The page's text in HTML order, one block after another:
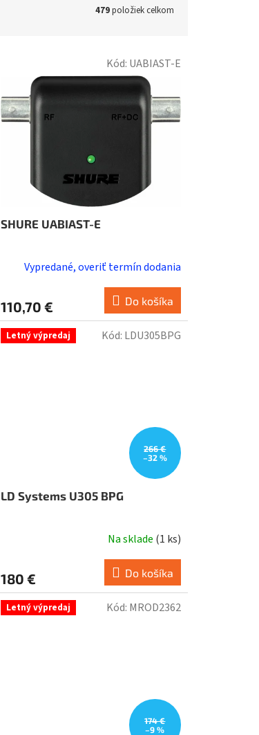
479položiek celkom
SHURE UABIAST-E
Vypredané, overiť termín dodania
110,70 € Do košíka
Kód: UABIAST-E
Letný výpredaj
266 €
–32 %
LD Systems U305 BPG
Na sklade (1 ks)
180 € Do košíka
Kód: LDU305BPG
Letný výpredaj
174 €
–9 %
Kód: MROD2362